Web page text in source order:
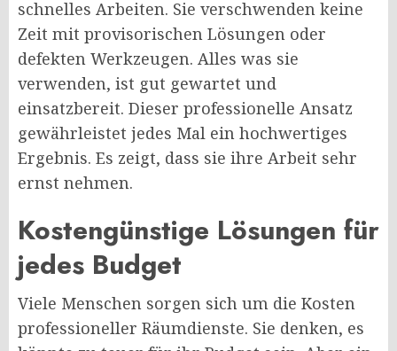
schnelles Arbeiten. Sie verschwenden keine
Zeit mit provisorischen Lösungen oder
defekten Werkzeugen. Alles was sie
verwenden, ist gut gewartet und
einsatzbereit. Dieser professionelle Ansatz
gewährleistet jedes Mal ein hochwertiges
Ergebnis. Es zeigt, dass sie ihre Arbeit sehr
ernst nehmen.
Kostengünstige Lösungen für
jedes Budget
Viele Menschen sorgen sich um die Kosten
professioneller Räumdienste. Sie denken, es